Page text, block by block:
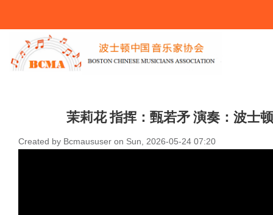
You Are Here
茉莉花 指挥：甄若矛 演奏：波士
Created by Bcmaususer on Sun, 2026-05-24 07:20